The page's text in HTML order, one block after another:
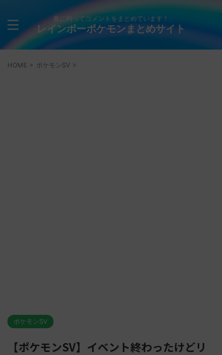
量に拘ってコメントをまとめています！
レインボーポケモンまとめサイト
HOME > ポケモンSV >
ポケモンSV
【ポケモンSV】イベント終わったけどリ